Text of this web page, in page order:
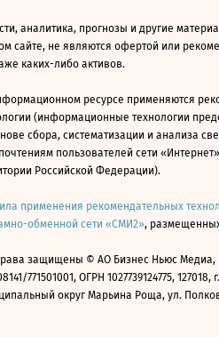
аналитика, прогнозы и другие
сайте, не являются офертой или
каких-либо активов.
ресурсе применяются
(информационные технологии
сбора, систематизации и анализа
пользователей сети
Российской Федерации).
применения рекомендательных
обменной сети «СМИ2»,
защищены © АО Бизнес Ньюс
771501001, ОГРН 1027739124775, 127018,
округ Марьина Роща, ул.